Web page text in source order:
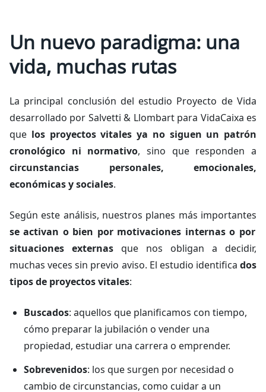
Un nuevo paradigma: una
vida, muchas rutas
La principal conclusión del estudio Proyecto de Vida
desarrollado por Salvetti & Llombart para VidaCaixa es
que los proyectos vitales ya no siguen un patrón
cronológico ni normativo, sino que responden a
circunstancias personales, emocionales,
económicas y sociales.
Según este análisis, nuestros planes más importantes
se activan o bien por motivaciones internas o por
situaciones externas que nos obligan a decidir,
muchas veces sin previo aviso. El estudio identifica dos
tipos de proyectos vitales:
Buscados: aquellos que planificamos con tiempo,
cómo preparar la jubilación o vender una
propiedad, estudiar una carrera o emprender.
Sobrevenidos: los que surgen por necesidad o
cambio de circunstancias, como cuidar a un